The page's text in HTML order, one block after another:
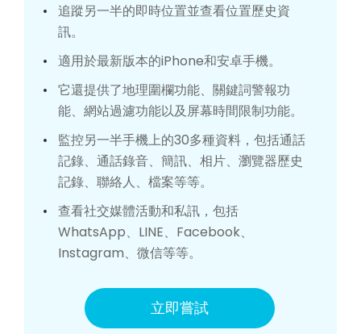
追蹤另一半的即時位置並查看位置歷史資
訊。
適用於最新版本的iPhone和安卓手機。
它還提供了地理圍欄功能、關鍵詞警報功
能、網站過濾功能以及屏幕時間限制功能。
監控另一半手機上的30多種資料，包括通話
記錄、通話錄音、簡訊、相片、瀏覽器歷史
記錄、聯絡人、檔案等等。
查看社交媒體活動和私訊，包括
WhatsApp、LINE、Facebook、
Instagram、微信等等。
立即嘗試